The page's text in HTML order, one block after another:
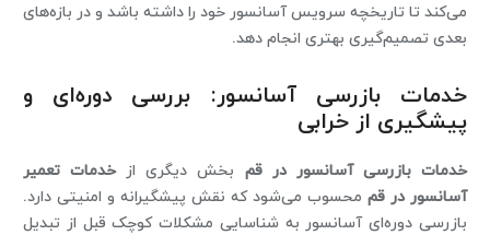
می‌کند تا تاریخچه سرویس آسانسور خود را داشته باشد و در بازه‌های
بعدی تصمیم‌گیری بهتری انجام دهد.
خدمات بازرسی آسانسور: بررسی دوره‌ای و
پیشگیری از خرابی
خدمات بازرسی آسانسور در قم بخش دیگری ازخدمات تعمیر
آسانسور در قم محسوب می‌شود که نقش پیشگیرانه و امنیتی دارد.
بازرسی دوره‌ای آسانسور به شناسایی مشکلات کوچک قبل از تبدیل